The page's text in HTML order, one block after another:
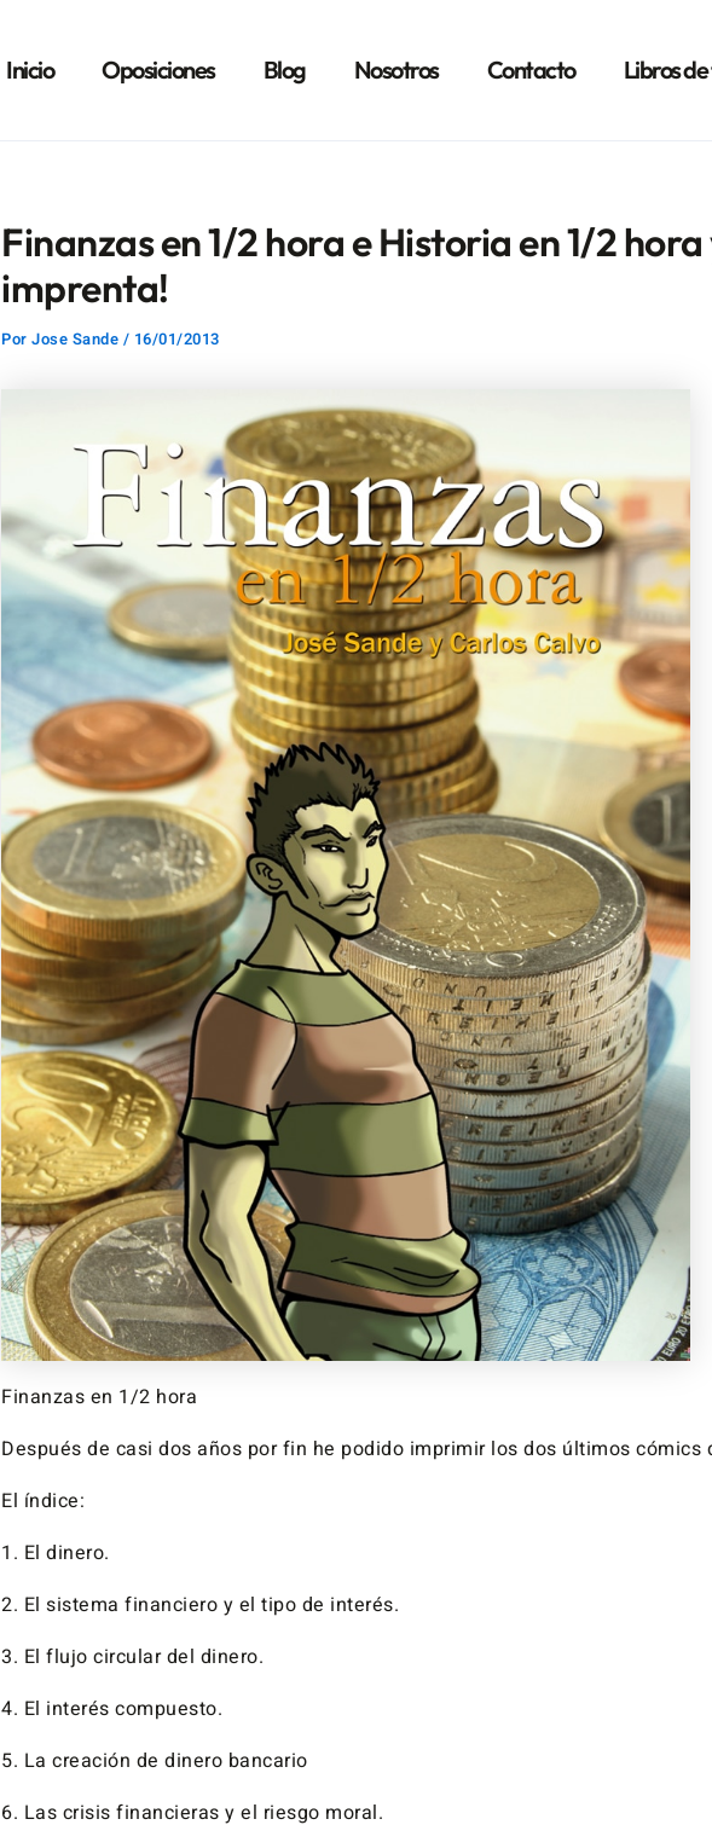
Inicio Oposiciones Blog Nosotros Contacto Libros
Finanzas en 1/2 hora e Historia en 1/2 hora
imprenta!
Por Jose Sande / 16/01/2013
Finanzas en 1/2 hora
Después de casi dos años por fin he podido imprimir los dos últimos cómics
El índice:
1. El dinero.
2. El sistema financiero y el tipo de interés.
3. El flujo circular del dinero.
4. El interés compuesto.
5. La creación de dinero bancario
6. Las crisis financieras y el riesgo moral.
entradas